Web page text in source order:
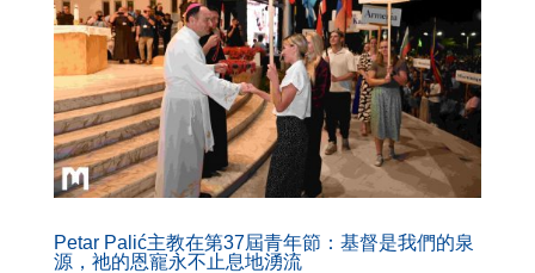
Petar Palić主教在第37屆青年節：基督是我們的泉
源，祂的恩寵永不止息地湧流